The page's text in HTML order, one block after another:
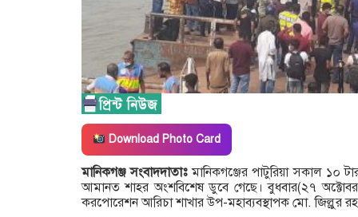
Download Photo Card
মানিকগঞ্জ সংবাদদাতাঃমানিকগঞ্জের পাটুরিয়া সকাল ১০
আমানত শাহর অংশবিশেষ ডুবে গেছে। বুধবার(২৭
করপোরেশন আরিচা শাখার উপ-মহাব্যবস্থাপক মো. জিল্লুর